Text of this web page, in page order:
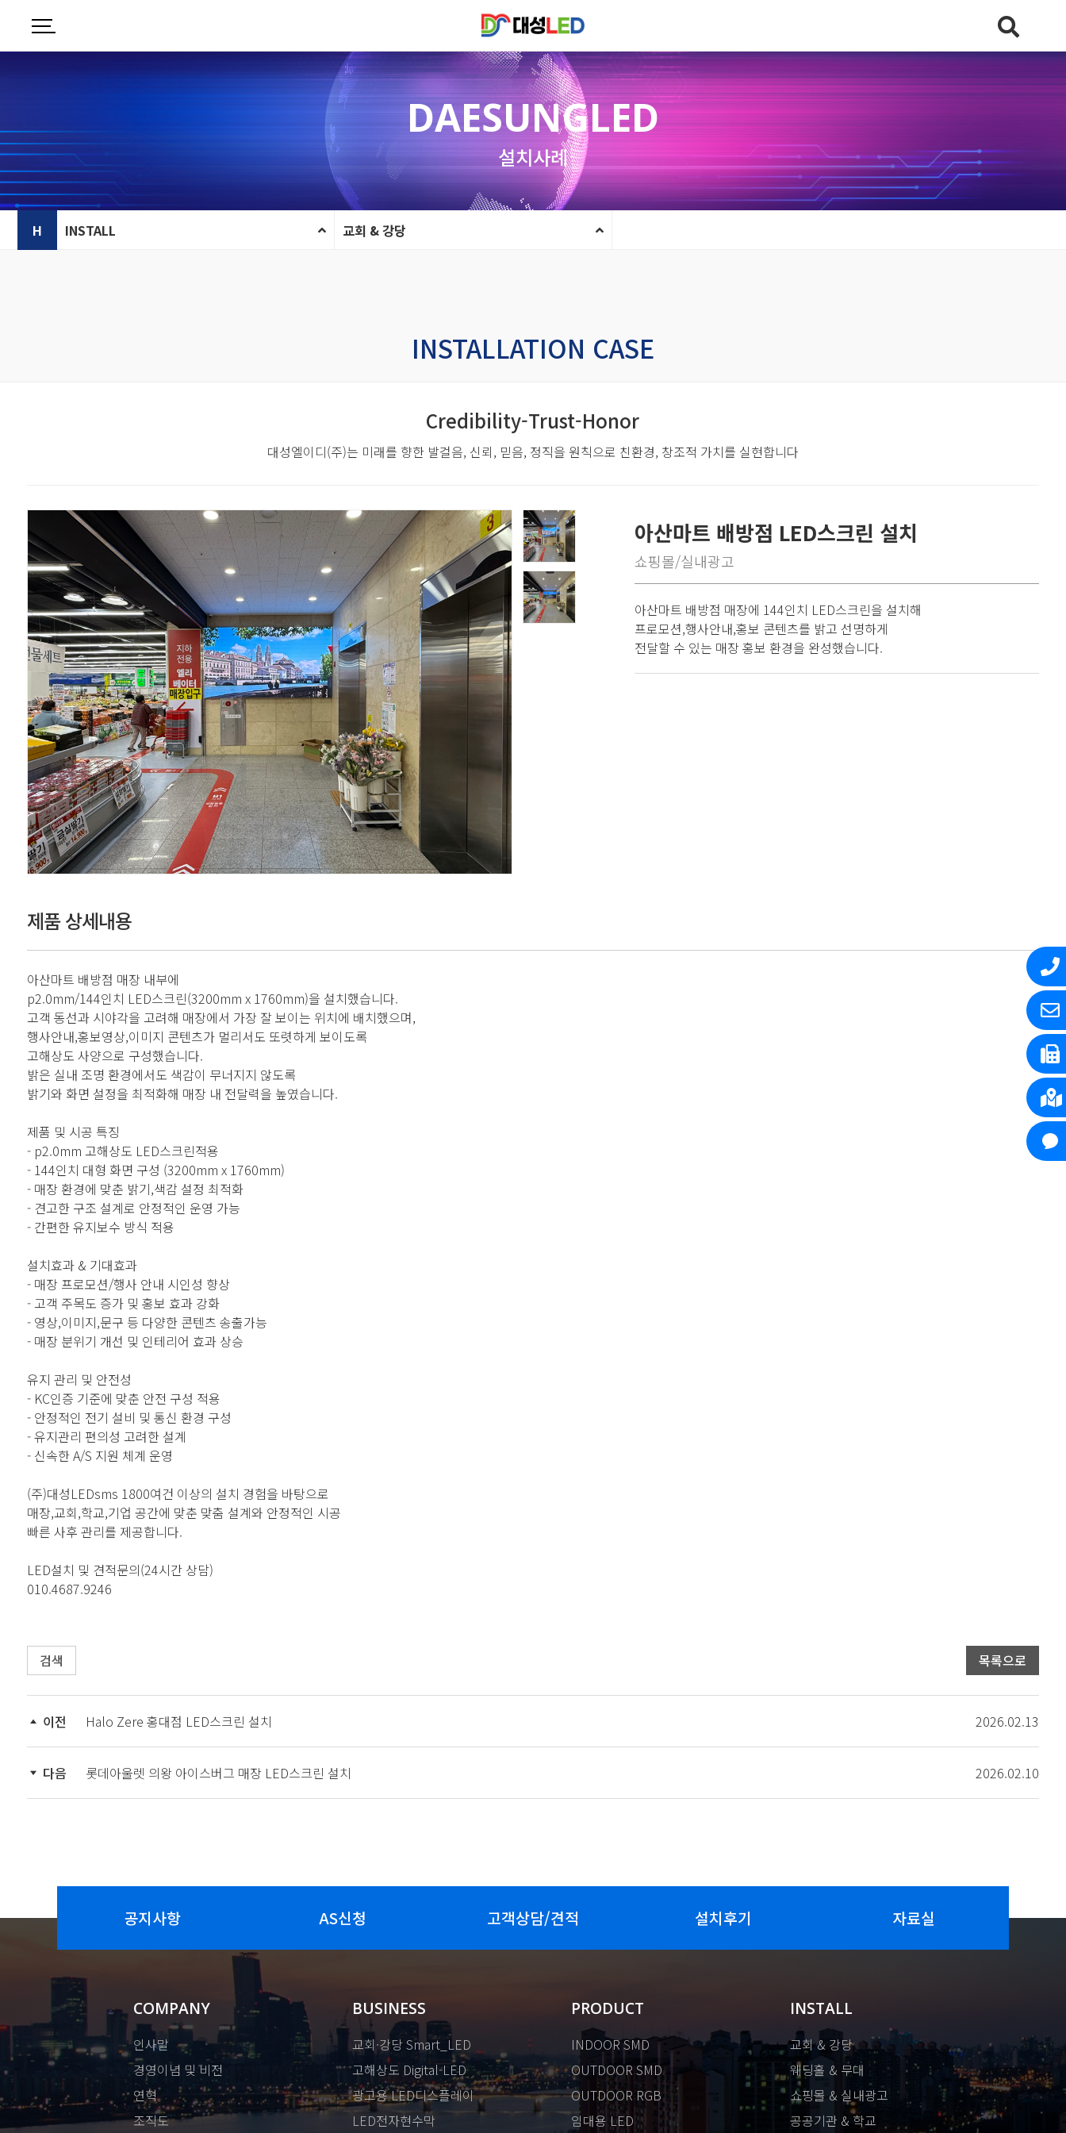
DAESUNGLED
설치사례
H INSTALL 교회 & 강당
INSTALLATION CASE
Credibility-Trust-Honor
대성엘이디(주)는 미래를 향한 발걸음, 신뢰, 믿음, 정직을 원칙으로 친환경, 창조적 가치를 실현합니다
아산마트 배방점 LED스크린 설치
쇼핑몰/실내광고
아산마트 배방점 매장에 144인치 LED스크린을 설치해
프로모션,행사안내,홍보 콘텐츠를 밝고 선명하게
전달할 수 있는 매장 홍보 환경을 완성했습니다.
제품 상세내용
아산마트 배방점 매장 내부에
p2.0mm/144인치 LED스크린(3200mm x 1760mm)을 설치했습니다.
고객 동선과 시야각을 고려해 매장에서 가장 잘 보이는 위치에 배치했으며,
행사안내,홍보영상,이미지 콘텐츠가 멀리서도 또렷하게 보이도록
고해상도 사양으로 구성했습니다.
밝은 실내 조명 환경에서도 색감이 무너지지 않도록
밝기와 화면 설정을 최적화해 매장 내 전달력을 높였습니다.
제품 및 시공 특징
- p2.0mm 고해상도 LED스크린적용
- 144인치 대형 화면 구성 (3200mm x 1760mm)
- 매장 환경에 맞춘 밝기,색감 설정 최적화
- 견고한 구조 설계로 안정적인 운영 가능
- 간편한 유지보수 방식 적용
설치효과 & 기대효과
- 매장 프로모션/행사 안내 시인성 향상
- 고객 주목도 증가 및 홍보 효과 강화
- 영상,이미지,문구 등 다양한 콘텐츠 송출가능
- 매장 분위기 개선 및 인테리어 효과 상승
유지 관리 및 안전성
- KC인증 기준에 맞춘 안전 구성 적용
- 안정적인 전기 설비 및 통신 환경 구성
- 유지관리 편의성 고려한 설계
- 신속한 A/S 지원 체계 운영
(주)대성LEDsms 1800여건 이상의 설치 경험을 바탕으로
매장,교회,학교,기업 공간에 맞춘 맞춤 설계와 안정적인 시공
빠른 사후 관리를 제공합니다.
LED설치 및 견적문의(24시간 상담)
010.4687.9246
검색 목록으로
이전 Halo Zere 홍대점 LED스크린 설치 2026.02.13
다음 롯데아울렛 의왕 아이스버그 매장 LED스크린 설치 2026.02.10
공지사항 AS신청 고객상담/견적 설치후기 자료실
COMPANY
인사말
경영이념 및 비전
연혁
조직도
BUSINESS
교회·강당 Smart_LED
고해상도 Digital-LED
광고용 LED디스플레이
LED전자현수막
PRODUCT
INDOOR SMD
OUTDOOR SMD
OUTDOOR RGB
임대용 LED
INSTALL
교회 & 강당
웨딩홀 & 무대
쇼핑몰 & 실내광고
공공기관 & 학교